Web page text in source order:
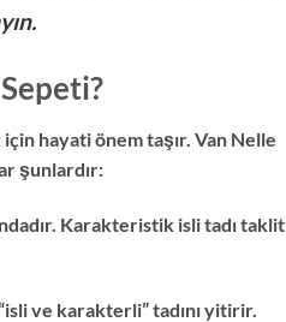
hayati önem taşır. Van Nelle
şunlardır:
Karakteristik isli tadı taklit
ve karakterli” tadını yitirir.